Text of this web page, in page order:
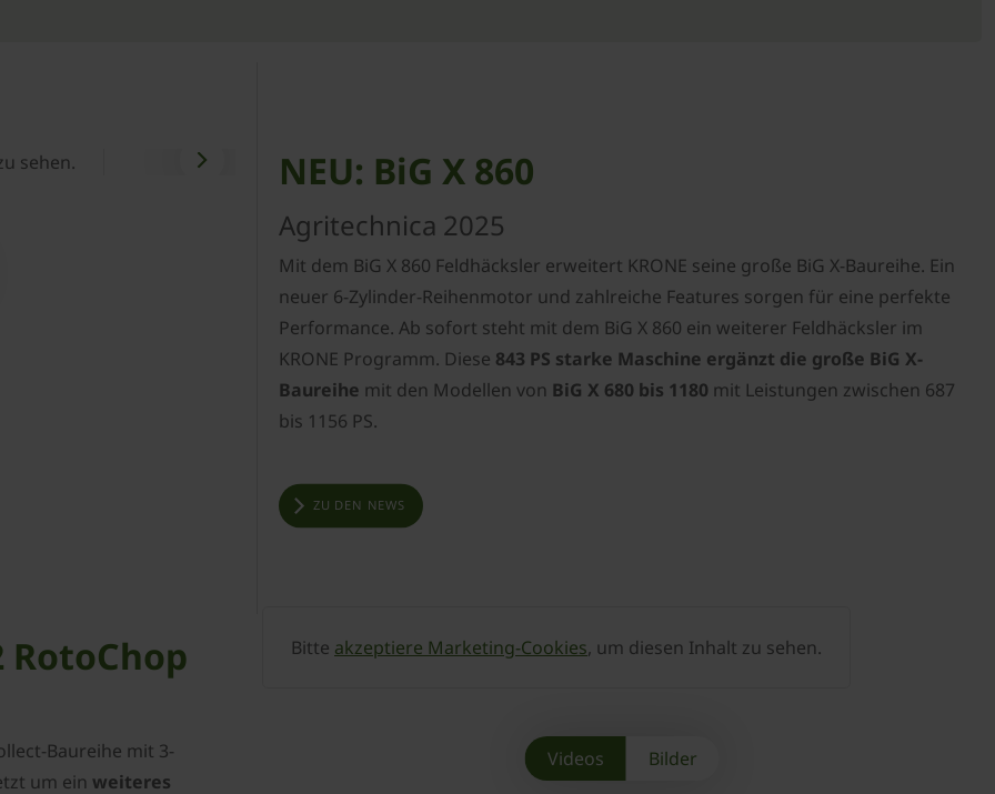
sehen. Bitteakzeptiere Marketing-Cookies
NEU: BiG X 860
Agritechnica 2025
Mit dem BiG X 860 Feldhäcksler erweitert KRONE seine große BiG X-Baureihe. Ein
neuer 6-Zylinder-Reihenmotor und zahlreiche Features sorgen für eine perfekte
Performance. Ab sofort steht mit dem BiG X 860 ein weiterer Feldhäcksler im
KRONE Programm. Diese 843 PS starke Maschine ergänzt die große BiG X-
Baureihe mit den Modellen von BiG X 680 bis 1180 mit Leistungen zwischen 687
bis 1156 PS.
ZU DEN NEWS
RotoChop
Baureihe mit 3-
um ein weiteres
Bitte akzeptiere Marketing-Cookies, um diesen Inhalt zu sehen.
Videos Bilder